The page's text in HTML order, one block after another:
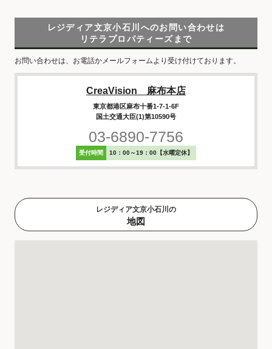
レジディア文京小石川へのお問い合わせは
リテラプロパティーズまで
お問い合わせは、お電話かメールフォームより受け付けております。
CreaVision 麻布本店
東京都港区麻布十番1-7-1-6F
国土交通大臣(1)第10590号
03-6890-7756
受付時間 10：00～19：00【水曜定休】
レジディア文京小石川の
地図